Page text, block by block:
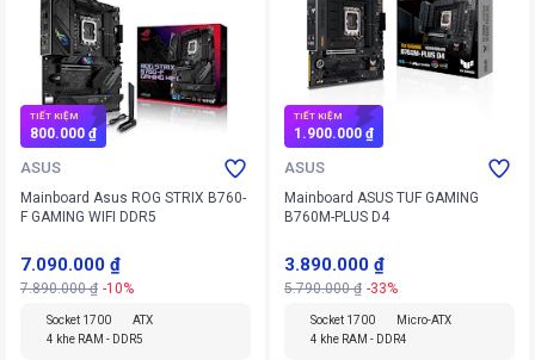
TIẾT KIỆM
800.000 ₫
ASUS
Mainboard Asus ROG STRIX B760-
F GAMING WIFI DDR5
7.090.000 ₫
7.890.000 ₫ -10%
Socket 1700
ATX
4 khe RAM - DDR5
TIẾT KIỆM
1.900.000 ₫
ASUS
Mainboard ASUS TUF GAMING
B760M-PLUS D4
3.890.000 ₫
5.790.000 ₫ -33%
Socket 1700
Micro-ATX
4 khe RAM - DDR4